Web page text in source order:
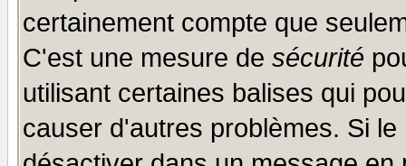
certainement compte que
C'est une mesure de sécurité
utilisant certaines balises qui
causer d'autres problèmes. Si